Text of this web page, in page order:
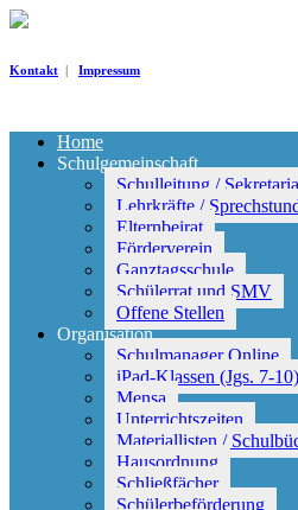
Kontakt | Impressum
Home
Schulgemeinschaft
Schulleitung /
Lehrkräfte /
Elternbeirat
Förderverein
Ganztagsschule
Schülerrat und SMV
Offene Stellen
Organisation
Schulmanager Online
iPad-Klassen (Jgs. 7-10)
Mensa
Unterrichtszeiten
Materiallisten /
Hausordnung
Schließfächer
Schülerbeförderung